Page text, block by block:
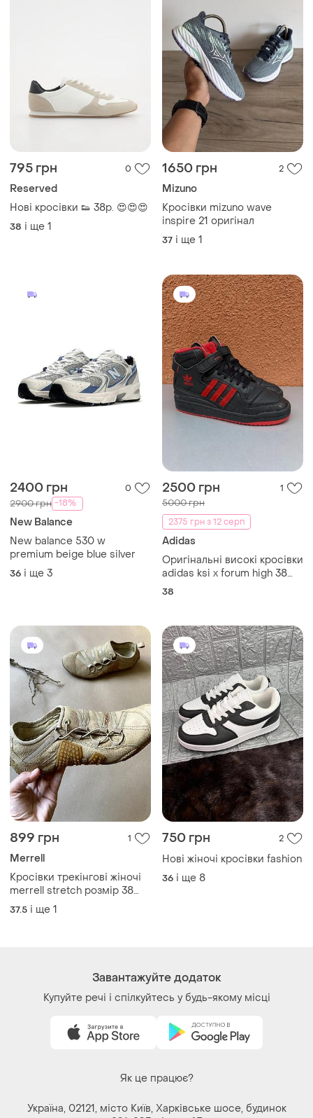
795 грн 0
Reserved
Нові кросівки 👟 38р. 😍😍😍
38 і ще 1
1650 грн 2
Mizuno
Кросівки mizuno wave
inspire 21 оригінал
37 і ще 1
2400 грн 0
2900 грн -18%
New Balance
New balance 530 w
premium beige blue silver
36 і ще 3
2500 грн 1
5000 грн
2375 грн з 12 серп
Adidas
Оригінальні високі кросівки
adidas ksi x forum high 38
розмір 24 см
38
899 грн 1
Merrell
Кросівки трекінгові жіночі
merrell stretch розмір 38
устілка 24,5 см натуральна
замша бежеві air cushion
37.5 і ще 1
750 грн 2
Нові жіночі кросівки fashion
36 і ще 8
Завантажуйте додаток
Купуйте речі і спілкуйтесь у будь-якому місці
Як це працює?
Україна, 02121, місто Київ, Харківське шосе, будинок